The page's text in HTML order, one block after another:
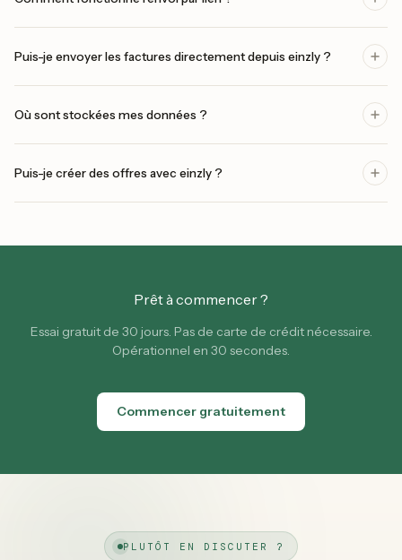
Puis-je envoyer les factures directement depuis einzly ?
Où sont stockées mes données ?
Puis-je créer des offres avec einzly ?
Prêt à commencer ?
Essai gratuit de 30 jours. Pas de carte de crédit nécessaire.
Opérationnel en 30 secondes.
Commencer gratuitement
PLUTÔT EN DISCUTER ?